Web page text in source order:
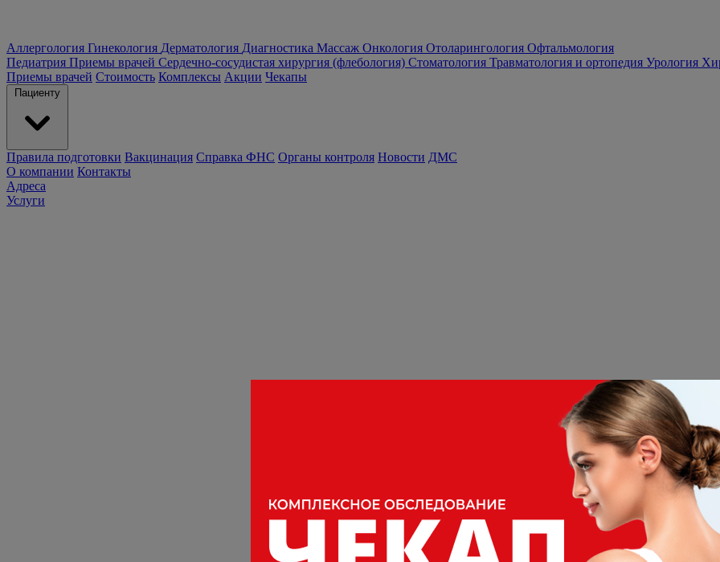
Аллергология Гинекология Дерматология Диагностика Массаж Онкология Отоларингология Офтальмология
Педиатрия Приемы врачей Сердечно-сосудистая хирургия (флебология) Стоматология Травматология и ортопедия Урология
Приемы врачей Стоимость Комплексы Акции Чекапы
Пациенту
Правила подготовки Вакцинация Справка ФНС Органы контроля Новости ДМС
О компании Контакты
Адреса
Услуги